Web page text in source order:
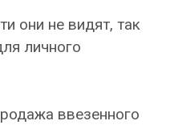
они не видят, так
личного
ввезенного